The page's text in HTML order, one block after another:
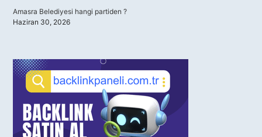
Amasra Belediyesi hangi partiden ?
Haziran 30, 2026